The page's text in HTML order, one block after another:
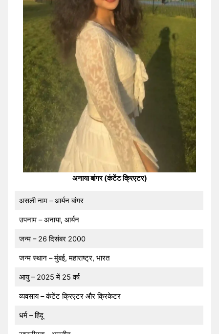
अनाया बांगर (कंटेंट क्रिएटर)
असली नाम – आर्यन बांगर
उपनाम – अनाया, आर्यन
जन्म – 26 दिसंबर 2000
जन्म स्थान – मुंबई, महाराष्ट्र, भारत
आयु – 2025 में 25 वर्ष
व्यवसाय – कंटेंट क्रिएटर और क्रिकेटर
धर्म – हिंदू